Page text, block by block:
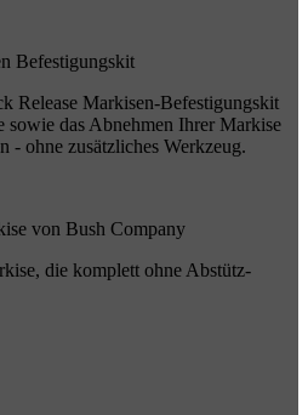
Befestigungskit
Release Markisen-Befestigungskit
sowie das Abnehmen Ihrer Markise
- ohne zusätzliches Werkzeug.
von Bush Company
die komplett ohne Abstütz-